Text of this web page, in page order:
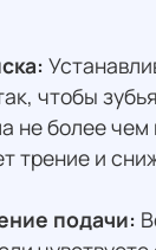
чтобы
не более
трение и
подачи: